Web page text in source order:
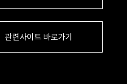
관련사이트 바로가기